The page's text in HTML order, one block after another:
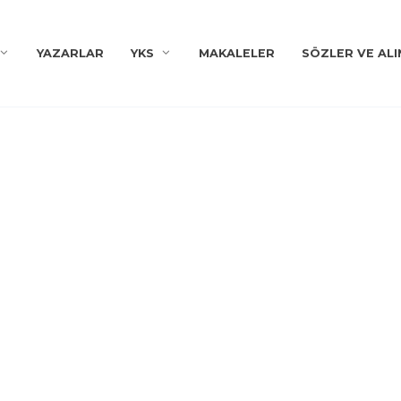
YAZARLAR YKS MAKALELER SÖZLER VE